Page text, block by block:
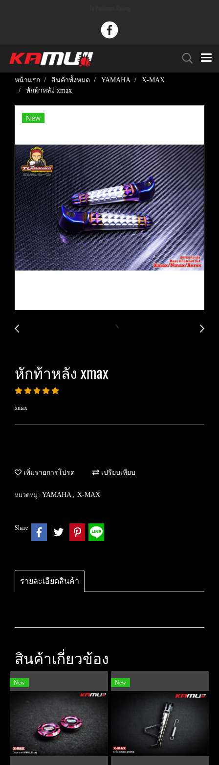
หน้าแรก สินค้าทั้งหมด YAMAHA
X-MAX
หักท้าหลัง xmax
New
หักท้าหลัง xmax
xmax
เพิ่มรายการโปรด เปรียบเทียบ
หมวดหมู่ : YAMAHA , X-MAX
Share
รายละเอียดสินค้า
สินค้าเกี่ยวข้อง
New New